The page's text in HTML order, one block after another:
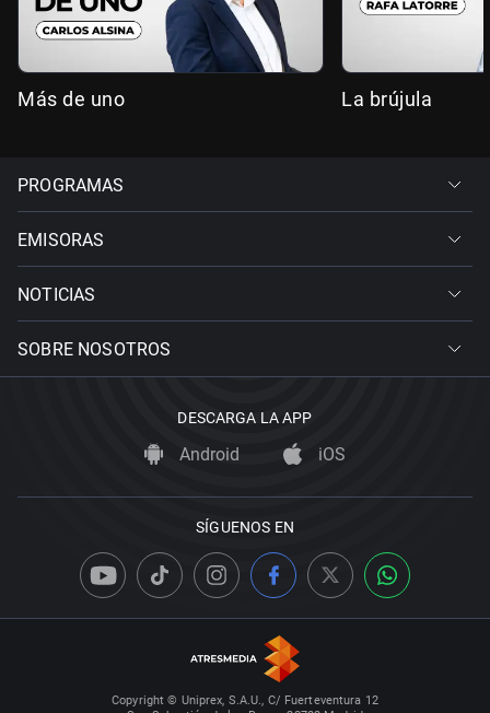
Más de uno La brújula
PROGRAMAS
EMISORAS
NOTICIAS
SOBRE NOSOTROS
DESCARGA LA APP
Android iOS
SÍGUENOS EN
Copyright © Uniprex, S.A.U., C/ Fuerteventura 12